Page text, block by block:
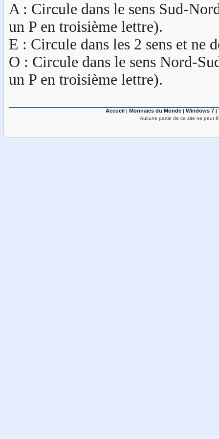
A : Circule dans le sens Sud-
un P en troisième lettre).
E : Circule dans les 2 sens et ne
O : Circule dans le sens Nord-
un P en troisième lettre).
Accueil | Monnaies du Monde| Windows 7|
Aucune partie de ce site ne peut